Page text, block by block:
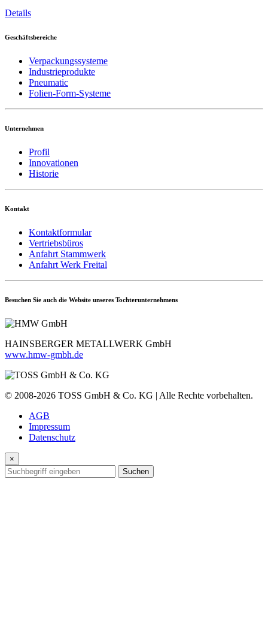
Details
Geschäftsbereiche
Verpackungssysteme
Industrieprodukte
Pneumatic
Folien-Form-Systeme
Unternehmen
Profil
Innovationen
Historie
Kontakt
Kontaktformular
Vertriebsbüros
Anfahrt Stammwerk
Anfahrt Werk Freital
Besuchen Sie auch die Website unseres Tochterunternehmens
HAINSBERGER METALLWERK GmbH
www.hmw-gmbh.de
© 2008-2026 TOSS GmbH & Co. KG | Alle Rechte vorbehalten.
AGB
Impressum
Datenschutz
×
Suchen